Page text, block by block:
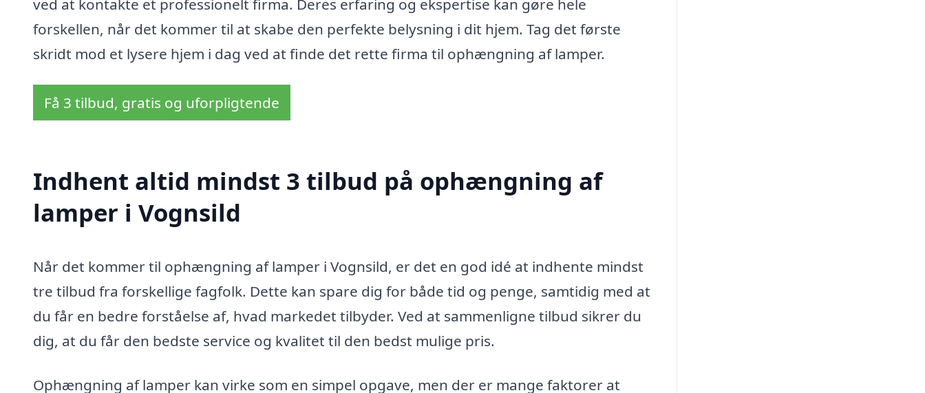
forskellen, når det kommer til at skabe den perfekte belysning i dit hjem. Tag det første
skridt mod et lysere hjem i dag ved at finde det rette firma til ophængning af lamper.
Få 3 tilbud, gratis og uforpligtende
Indhent altid mindst 3 tilbud på ophængning af
lamper i Vognsild
Når det kommer til ophængning af lamper i Vognsild, er det en god idé at indhente mindst
tre tilbud fra forskellige fagfolk. Dette kan spare dig for både tid og penge, samtidig med at
du får en bedre forståelse af, hvad markedet tilbyder. Ved at sammenligne tilbud sikrer du
dig, at du får den bedste service og kvalitet til den bedst mulige pris.
Ophængning af lamper kan virke som en simpel opgave, men der er mange faktorer at